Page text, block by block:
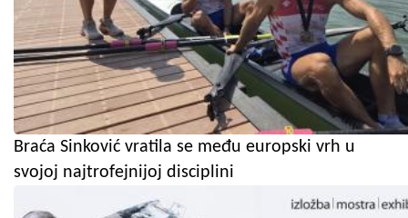
Braća Sinković vratila se među europski vrh u
svojoj najtrofejnijoj disciplini